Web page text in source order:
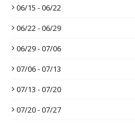
06/15 - 06/22
06/22 - 06/29
06/29 - 07/06
07/06 - 07/13
07/13 - 07/20
07/20 - 07/27